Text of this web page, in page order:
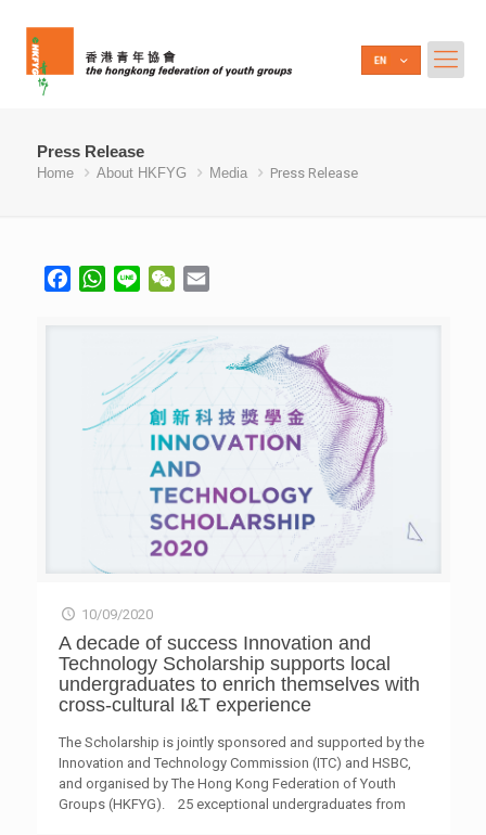
Press Release
Home About HKFYG Media Press Release
FacebookWhatsApp
Line WeChat
10/09/2020
A decade of success Innovation and
Technology Scholarship supports local
undergraduates to enrich themselves with
cross-cultural I&T experience
The Scholarship is jointly sponsored and supported by the
Innovation and Technology Commission (ITC) and HSBC,
and organised by The Hong Kong Federation of Youth
Groups (HKFYG). 25 exceptional undergraduates from